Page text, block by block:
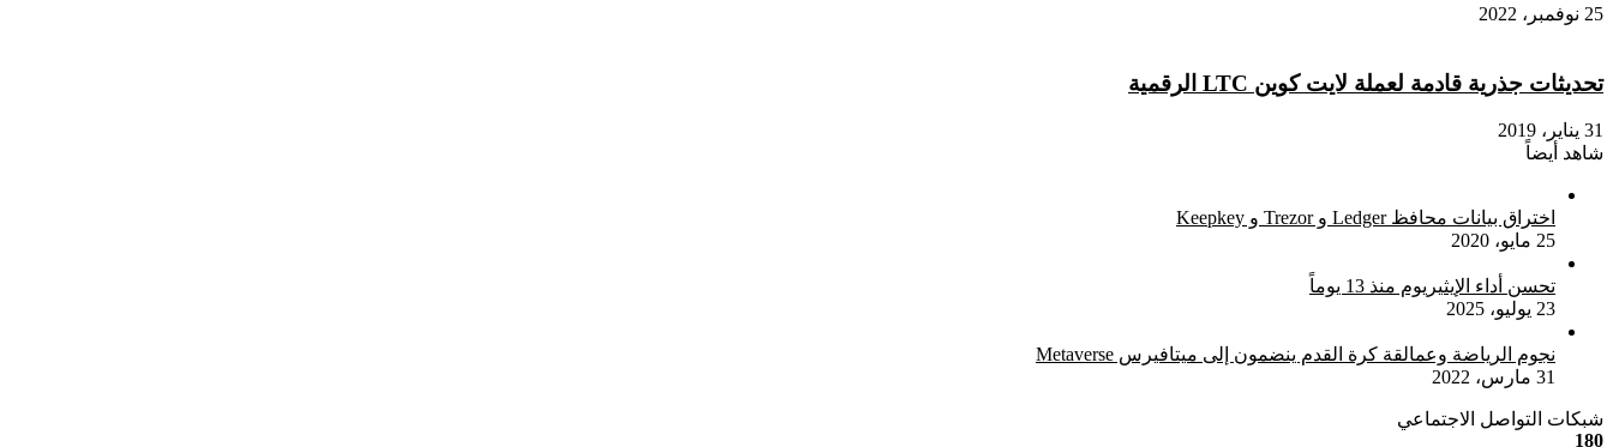
25 نوفمبر، 2022
تحديثات جذرية قادمة لعملة لايت كوين LTC الرقمية
31 يناير، 2019
شاهد أيضاً
اختراق بيانات محافظ Ledger و Trezor و Keepkey
25 مايو، 2020
تحسن أداء الإيثيريوم منذ 13 يوماً
23 يوليو، 2025
نجوم الرياضة وعمالقة كرة القدم ينضمون إلى ميتافيرس Metaverse
31 مارس، 2022
شبكات التواصل الاجتماعي
180